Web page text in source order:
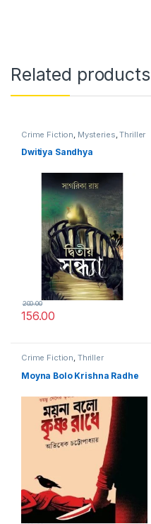
Related products
Crime Fiction, Mysteries,Thriller
Dwitiya Sandhya
156.00
200.00
Crime Fiction, Thriller
Moyna Bolo Krishna Radhe